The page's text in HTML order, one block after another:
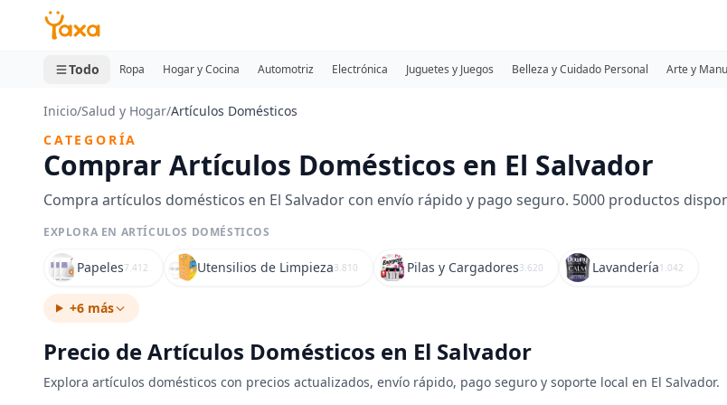
MINI CARRITO
0 productos
Todo Ropa Hogar y Cocina Automotriz Electrónica Juguetes y Juegos Belleza y Cuidado Personal Arte y
Inicio/Salud y Hogar/Artículos Domésticos
CATEGORÍA
Comprar Artículos Domésticos en El Salvador
Compra artículos domésticos en El Salvador con envío rápido y pago seguro. 5000 productos
EXPLORA EN ARTÍCULOS DOMÉSTICOS
Papeles7.412 Utensilios de Limpieza3.810 Pilas y Cargadores3.620 Lavandería1.042
+6 más
Precio de Artículos Domésticos en El Salvador
Explora artículos domésticos con precios actualizados, envío rápido, pago seguro y soporte local en El Salvador.